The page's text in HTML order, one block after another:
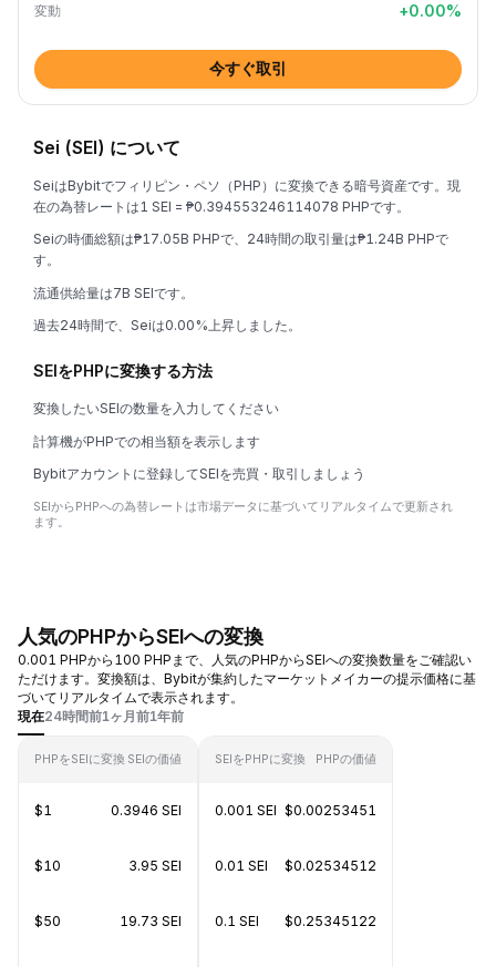
変動 +0.00%
今すぐ取引
Sei (SEI) について
SeiはBybitでフィリピン・ペソ（PHP）に変換できる暗号資産です。現
在の為替レートは1 SEI = ₱0.394553246114078 PHPです。
Seiの時価総額は₱17.05B PHPで、24時間の取引量は₱1.24B PHPで
す。
流通供給量は7B SEIです。
過去24時間で、Seiは0.00%上昇しました。
SEIをPHPに変換する方法
変換したいSEIの数量を入力してください
計算機がPHPでの相当額を表示します
Bybitアカウントに登録してSEIを売買・取引しましょう
SEIからPHPへの為替レートは市場データに基づいてリアルタイムで更新され
ます。
人気のPHPからSEIへの変換
0.001 PHPから100 PHPまで、人気のPHPからSEIへの変換数量をご確認い
ただけます。変換額は、Bybitが集約したマーケットメイカーの提示価格に基
づいてリアルタイムで表示されます。
現在24時間前1ヶ月前1年前
PHPをSEIに変換 SEIの価値
$1 0.3946 SEI
$10 3.95 SEI
$50 19.73 SEI
SEIをPHPに変換 PHPの価値
0.001 SEI $0.00253451
0.01 SEI $0.02534512
0.1 SEI $0.25345122